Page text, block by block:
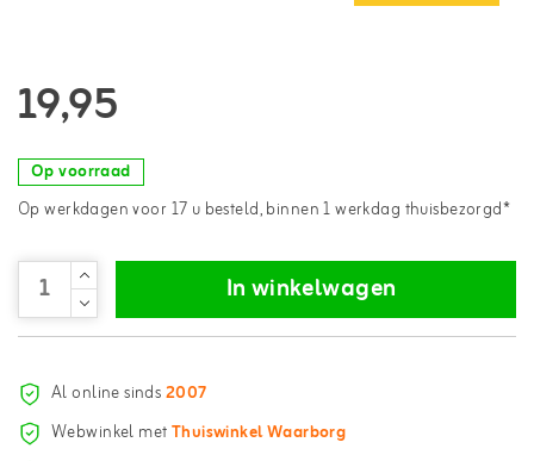
19,95
Op voorraad
Op werkdagen voor 17 u besteld, binnen 1 werkdag thuisbezorgd*
In winkelwagen
Al online sinds2007
Webwinkel metThuiswinkel Waarborg